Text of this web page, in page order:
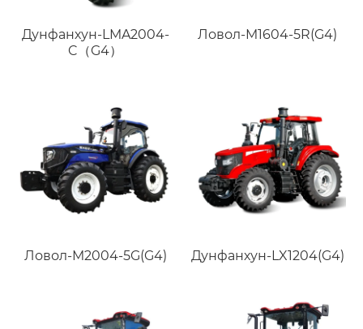
Дунфанхун-LMA2004-
C（G4）
Ловол-M1604-5R(G4)
Ловол-M2004-5G(G4) Дунфанхун-LX1204(G4)